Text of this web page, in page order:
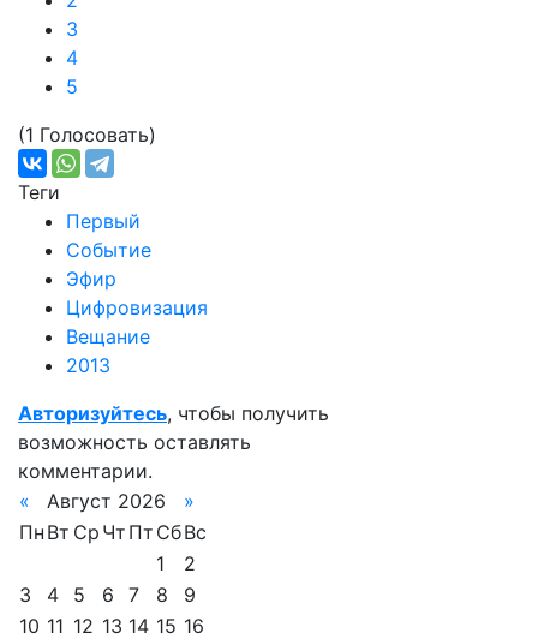
3
4
5
(1 Голосовать)
Теги
Первый
Событие
Эфир
Цифровизация
Вещание
2013
Авторизуйтесь, чтобы получить
возможность оставлять
комментарии.
«
Август 2026
»
Пн Вт Ср Чт Пт СбВс
1
2
3
4 5 6 7 8
9
10 11 12 13 14 15 16